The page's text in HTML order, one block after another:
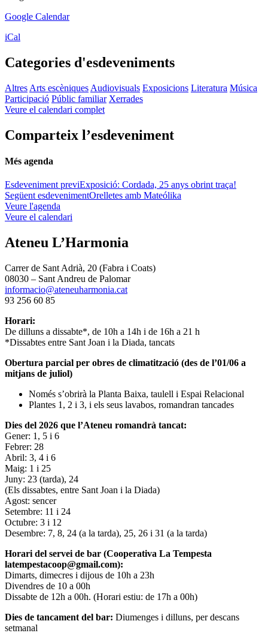
Google Calendar
iCal
Categories d'esdeveniments
Altres Arts escèniques Audiovisuals Exposicions Literatura Música
Participació Públic familiar Xerrades
Veure el calendari complet
Comparteix l’esdeveniment
Més agenda
Esdeveniment previExposició: Cordada, 25 anys obrint traça!
Següent esdevenimentOrelletes amb Mateólika
Veure l'agenda
Veure el calendari
Ateneu L’Harmonia
Carrer de Sant Adrià, 20 (Fabra i Coats)
08030 – Sant Andreu de Palomar
informacio@ateneuharmonia.cat
93 256 60 85
Horari:
De dilluns a dissabte*, de 10h a 14h i de 16h a 21 h
*Dissabtes entre Sant Joan i la Diada, tancats
Obertura parcial per obres de climatització (des de l’01/06 a
mitjans de juliol)
Només s’obrirà la Planta Baixa, taulell i Espai Relacional
Plantes 1, 2 i 3, i els seus lavabos, romandran tancades
Dies del 2026 que l’Ateneu romandrà tancat:
Gener: 1, 5 i 6
Febrer: 28
Abril: 3, 4 i 6
Maig: 1 i 25
Juny: 23 (tarda), 24
(Els dissabtes, entre Sant Joan i la Diada)
Agost: sencer
Setembre: 11 i 24
Octubre: 3 i 12
Desembre: 7, 8, 24 (a la tarda), 25, 26 i 31 (a la tarda)
Horari del servei de bar (Cooperativa La Tempesta
latempestacoop@gmail.com):
Dimarts, dimecres i dijous de 10h a 23h
Divendres de 10 a 00h
Dissabte de 12h a 00h. (Horari estiu: de 17h a 00h)
Dies de tancament del bar: Diumenges i dilluns, per descans
setmanal